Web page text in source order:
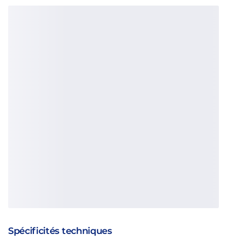
Spécificités techniques